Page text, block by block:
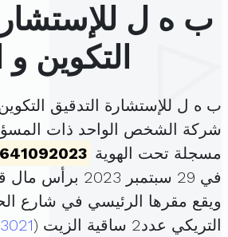
ب ه ل
التكوين
ب ه ل للإستشارة التدقيق
شركة الشخص الواحد ذات
مسجلة تحت الهوية
في 29 سبتمبر 2023 برأس مال قدره
ويقع مقرها الرئيسي في شارع
التريكي عدد2 ساقية الزيت (
3021